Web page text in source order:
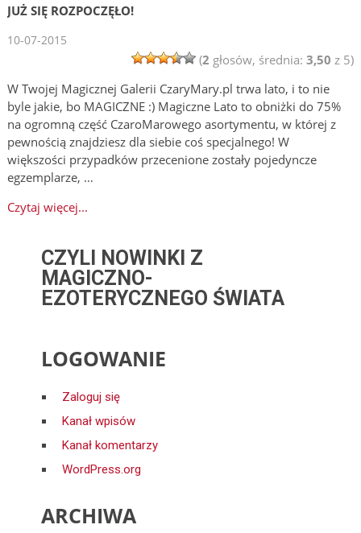
JUŻ SIĘ ROZPOCZĘŁO!
10-07-2015
(2 głosów, średnia: 3,50 z 5)
W Twojej Magicznej Galerii CzaryMary.pl trwa lato, i to nie
byle jakie, bo MAGICZNE :) Magiczne Lato to obniżki do 75%
na ogromną część CzaroMarowego asortymentu, w której z
pewnością znajdziesz dla siebie coś specjalnego! W
większości przypadków przecenione zostały pojedyncze
egzemplarze, …
Czytaj więcej...
CZYLI NOWINKI Z
MAGICZNO-
EZOTERYCZNEGO ŚWIATA
LOGOWANIE
Zaloguj się
Kanał wpisów
Kanał komentarzy
WordPress.org
ARCHIWA